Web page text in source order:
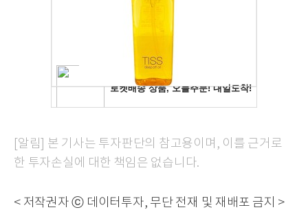
[알림] 본 기사는 투자판단의 참고용이며, 이를 근거로
한 투자손실에 대한 책임은 없습니다.
< 저작권자 ⓒ 데이터투자, 무단 전재 및 재배포 금지 >